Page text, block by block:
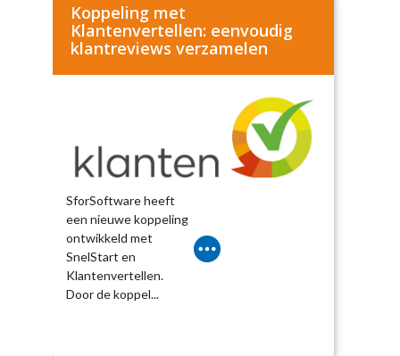
Koppeling met
Klantenvertellen: eenvoudig
klantreviews verzamelen
SforSoftware heeft
een nieuwe koppeling
ontwikkeld met
SnelStart en
Klantenvertellen.
Door de koppel...